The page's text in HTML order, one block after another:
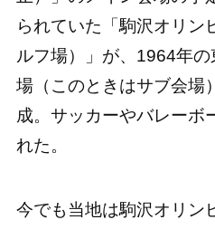
られていた「駒沢オリン
ルフ場）」が、1964年
場（このときはサブ会場
成。サッカーやバレーボ
れた。
今でも当地は駒沢オリン